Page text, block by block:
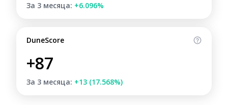
За 3 месяца: +6.096%
DuneScore
+87
За 3 месяца: +13 (17.568%)